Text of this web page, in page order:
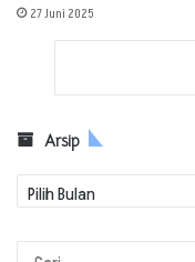
27 Juni 2025
Arsip